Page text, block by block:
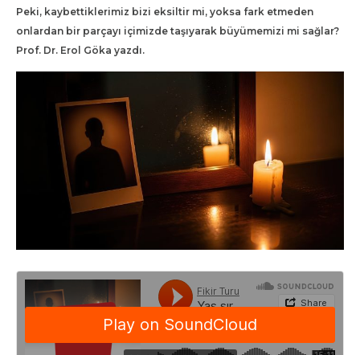
Peki, kaybettiklerimiz bizi eksiltir mi, yoksa fark etmeden
onlardan bir parçayı içimizde taşıyarak büyümemizi mi sağlar?
Prof. Dr. Erol Göka yazdı.